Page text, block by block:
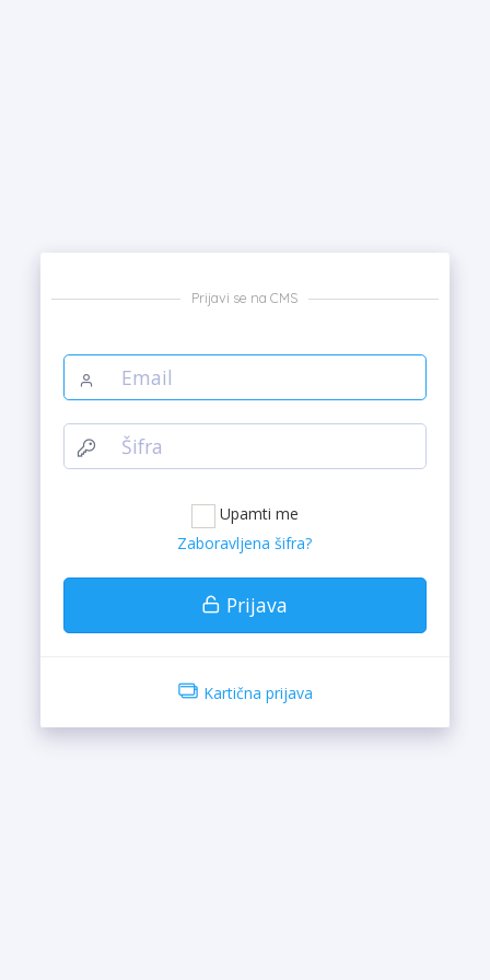
Prijavi se na CMS
Upamti me
Zaboravljena šifra?
Prijava
Kartična prijava